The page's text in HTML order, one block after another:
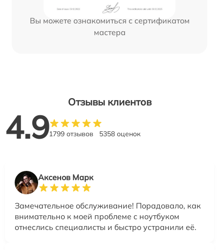
Вы можете ознакомиться с сертификатом
мастера
Отзывы клиентов
4.91799 отзывов 5358 оценок
Аксенов Марк
Замечательное обслуживание! Порадовало, как
внимательно к моей проблеме с ноутбуком
отнеслись специалисты и быстро устранили её.